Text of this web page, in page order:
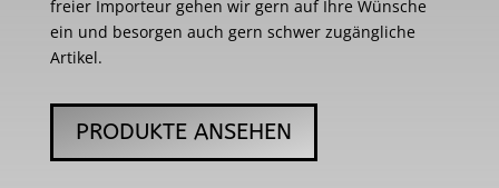
freier Importeur gehen wir gern auf Ihre Wünsche
ein und besorgen auch gern schwer zugängliche
Artikel.
PRODUKTE ANSEHEN